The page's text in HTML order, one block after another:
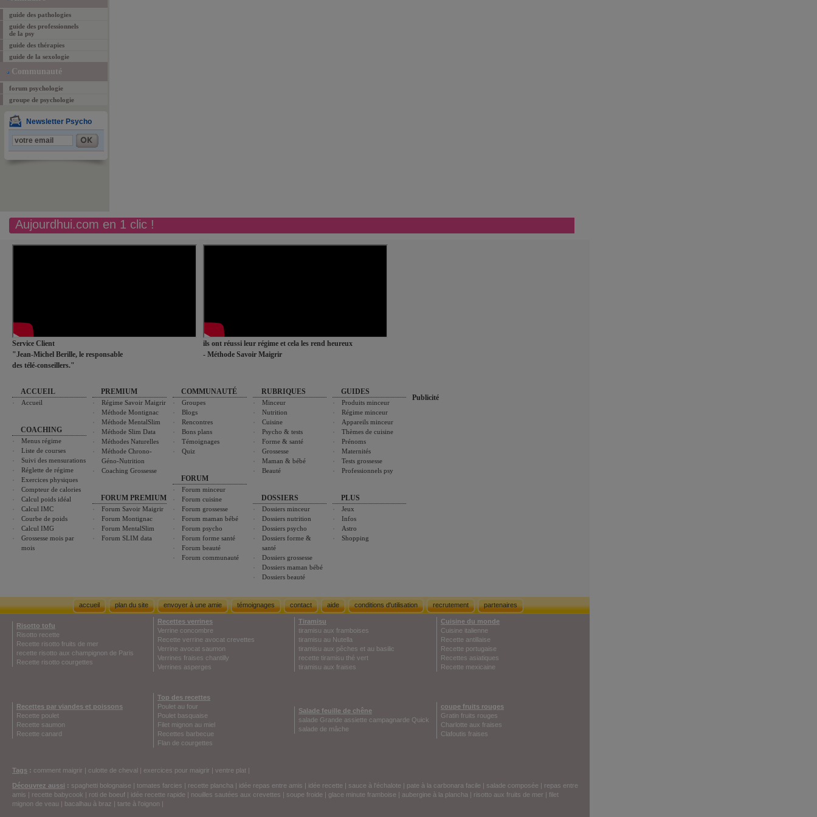
guide des pathologies
guide des professionnels
de la psy
guide des thérapies
guide de la sexologie
Communauté
forum psychologie
groupe de psychologie
Newsletter Psycho
Aujourdhui.com en 1 clic !
Service Client
"Jean-Michel Berille, le responsable
des télé-conseillers."
ils ont réussi leur régime et cela les rend heureux
- Méthode Savoir Maigrir
ACCUEIL
Accueil
COACHING
Menus régime
Liste de courses
Suivi des mensurations
Réglette de régime
Exercices physiques
Compteur de calories
Calcul poids idéal
Calcul IMC
Courbe de poids
Calcul IMG
Grossesse mois par
mois
PREMIUM
Régime Savoir Maigrir
Méthode Montignac
Méthode MentalSlim
Méthode Slim Data
Méthodes Naturelles
Méthode Chrono-
Géno-Nutrition
Coaching Grossesse
FORUM PREMIUM
Forum Savoir Maigrir
Forum Montignac
Forum MentalSlim
Forum SLIM data
COMMUNAUTÉ
Groupes
Blogs
Rencontres
Bons plans
Témoignages
Quiz
FORUM
Forum minceur
Forum cuisine
Forum grossesse
Forum maman bébé
Forum psycho
Forum forme santé
Forum beauté
Forum communauté
RUBRIQUES
Minceur
Nutrition
Cuisine
Psycho & tests
Forme & santé
Grossesse
Maman & bébé
Beauté
DOSSIERS
Dossiers minceur
Dossiers nutrition
Dossiers psycho
Dossiers forme &
santé
Dossiers grossesse
Dossiers maman bébé
Dossiers beauté
GUIDES
Produits minceur
Régime minceur
Appareils minceur
Thèmes de cuisine
Prénoms
Maternités
Tests grossesse
Professionnels psy
PLUS
Jeux
Infos
Astro
Shopping
Publicité
accueil plan du site envoyer à une amie témoignages contact aide conditions d'utilisation recrutement partenaires
Risotto tofu
Risotto recette
Recette risotto fruits de mer
recette risotto aux champignon de Paris
Recette risotto courgettes
Recettes verrines
Verrine concombre
Recette verrine avocat crevettes
Verrine avocat saumon
Verrines fraises chantilly
Verrines asperges
Tiramisu
tiramisu aux framboises
tiramisu au Nutella
tiramisu aux pêches et au basilic
recette tiramisu thé vert
tiramisu aux fraises
Cuisine du monde
Cuisine italienne
Recette antillaise
Recette portugaise
Recettes asiatiques
Recette mexicaine
Recettes par viandes et poissons
Recette poulet
Recette saumon
Recette canard
Top des recettes
Poulet au four
Poulet basquaise
Filet mignon au miel
Recettes barbecue
Flan de courgettes
Salade feuille de chêne
salade Grande assiette campagnarde Quick
salade de mâche
coupe fruits rouges
Gratin fruits rouges
Charlotte aux fraises
Clafoutis fraises
Tags : comment maigrir | culotte de cheval | exercices pour maigrir | ventre plat |
Découvrez aussi : spaghetti bolognaise | tomates farcies | recette plancha | idée repas entre amis | idée recette | sauce à l'échalote | pate à la carbonara facile | salade composée | repas entre
amis | recette babycook | roti de boeuf | idée recette rapide | nouilles sautées aux crevettes | soupe froide | glace minute framboise | aubergine à la plancha | risotto aux fruits de mer | filet
mignon de veau | bacalhau à braz | tarte à l'oignon |